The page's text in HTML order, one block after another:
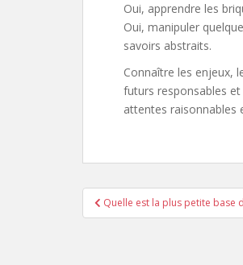
Oui, apprendre les
Oui, manipuler
savoirs abstraits.
Connaître les enjeux,
futurs responsables
attentes raisonnables
Navigation
de
Quelle est la plus petite base